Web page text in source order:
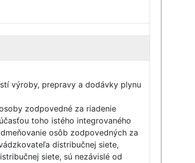
výroby, prepravy a dodávky plynu
zodpovedné za riadenie
toho istého integrovaného
osôb zodpovedných za
distribučnej siete,
siete, sú nezávislé od